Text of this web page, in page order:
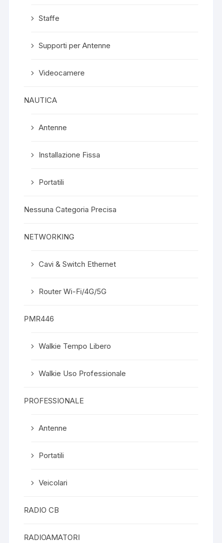
Staffe
Supporti per Antenne
Videocamere
NAUTICA
Antenne
Installazione Fissa
Portatili
Nessuna Categoria Precisa
NETWORKING
Cavi & Switch Ethernet
Router Wi-Fi/4G/5G
PMR446
Walkie Tempo Libero
Walkie Uso Professionale
PROFESSIONALE
Antenne
Portatili
Veicolari
RADIO CB
RADIOAMATORI